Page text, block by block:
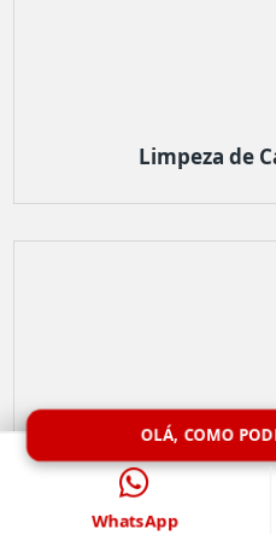
Limpeza de
OLÁ, COMO
WhatsApp